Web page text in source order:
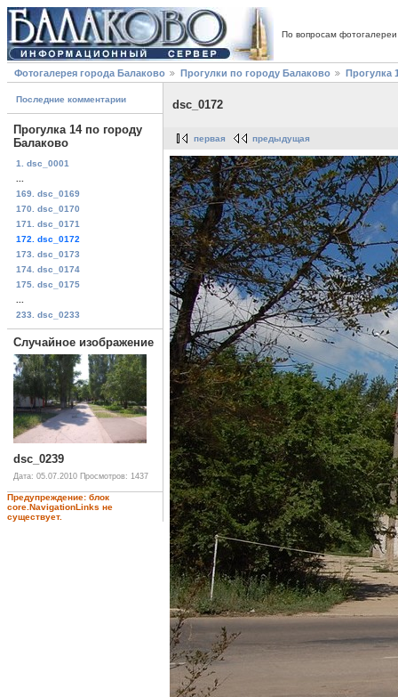
По вопросам
Фотогалерея города Балаково Прогулки по городу Балаково Прогулка
Последние комментарии
Прогулка 14 по городу
Балаково
1. dsc_0001
169. dsc_0169
170. dsc_0170
171. dsc_0171
172. dsc_0172
173. dsc_0173
174. dsc_0174
175. dsc_0175
233. dsc_0233
Случайное изображение
dsc_0239
Дата: 05.07.2010 Просмотров: 1437
Предупреждение: блок
core.NavigationLinks не
существует.
dsc_0172
первая предыдущая